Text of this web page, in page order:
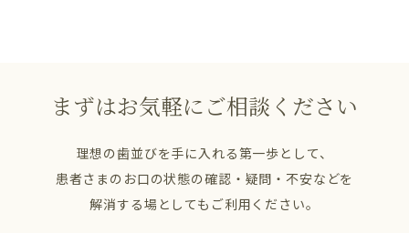
まずはお気軽にご相談ください
理想の歯並びを手に入れる第一歩として、
患者さまのお口の状態の確認・疑問・不安などを
解消する場としてもご利用ください。